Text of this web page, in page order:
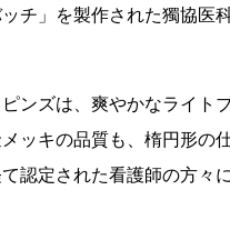
チ」を製作された獨協医
ンズは、爽やかなライト
ッキの品質も、楕円形の
認定された看護師の方々